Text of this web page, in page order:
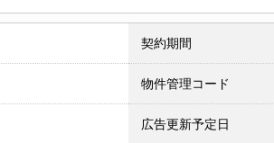
契約期間
物件管理コード
広告更新予定日